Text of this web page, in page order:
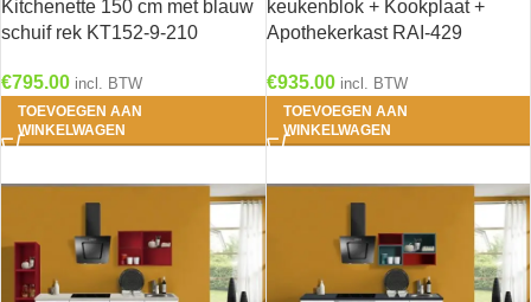
Kitchenette 150 cm met blauw
schuif rek KT152-9-210
€795.00 incl. BTW
TOEVOEGEN AAN
WINKELWAGEN
keukenblok + Kookplaat +
Apothekerkast RAI-429
€935.00 incl. BTW
TOEVOEGEN AAN
WINKELWAGEN